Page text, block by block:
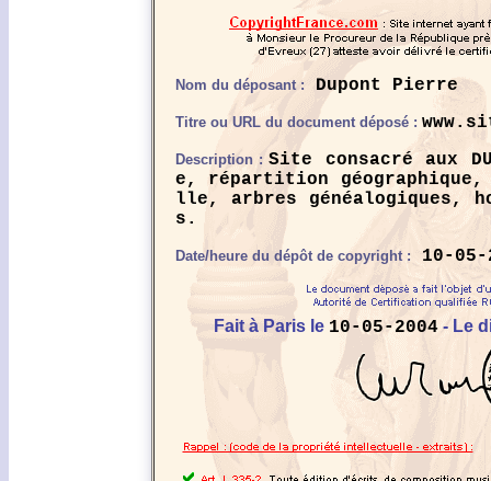
Nom du déposant : Dupont Pierre
Titre ou URL du document déposé :
Description :Site consacré aux
e, répartition géographique,
lle, arbres généalogiques,
s.
Date/heure du dépôt de copyright :10-05-
Fait à Paris le 10-05-2004- Le